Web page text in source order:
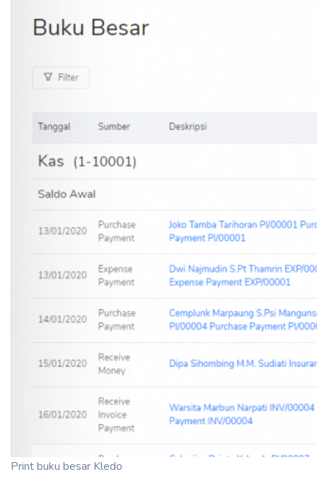
Print buku besar Kledo